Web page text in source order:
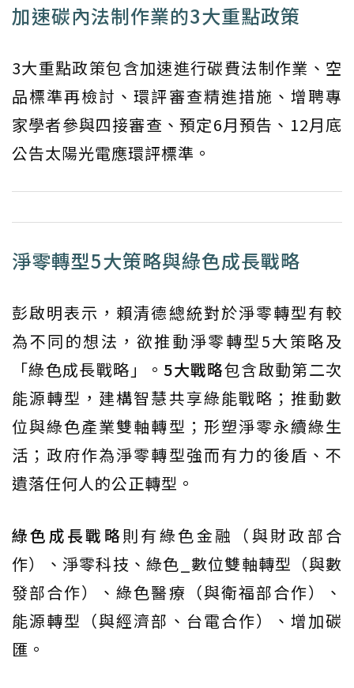
加速碳內法制作業的3大重點政策
3大重點政策包含加速進行碳費法制作業、空
品標準再檢討、環評審查精進措施、增聘專
家學者參與四接審查、預定6月預告、12月底
公告太陽光電應環評標準。
淨零轉型5大策略與綠色成長戰略
彭啟明表示，賴清德總統對於淨零轉型有較
為不同的想法，欲推動淨零轉型5大策略及
「綠色成長戰略」。 5大戰略包含啟動第二次
能源轉型，建構智慧共享綠能戰略；推動數
位與綠色產業雙軸轉型；形塑淨零永續綠生
活；政府作為淨零轉型強而有力的後盾、不
遺落任何人的公正轉型。
綠色成長戰略則有綠色金融（與財政部合
作）、淨零科技、綠色_數位雙軸轉型（與數
發部合作）、綠色醫療（與衛福部合作）、
能源轉型（與經濟部、台電合作）、增加碳
匯。